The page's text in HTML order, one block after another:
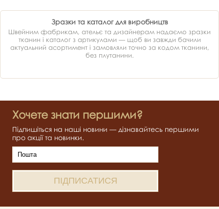
Зразки та каталог для виробництв
Швейним фабрикам, ательє та дизайнерам надаємо зразки
тканин і каталог з артикулами — щоб ви завжди бачили
актуальний асортимент і замовляли точно за кодом тканини,
без плутанини.
Хочете знати першими?
Підпишіться на наші новини — дізнавайтесь першими
про акції та новинки.